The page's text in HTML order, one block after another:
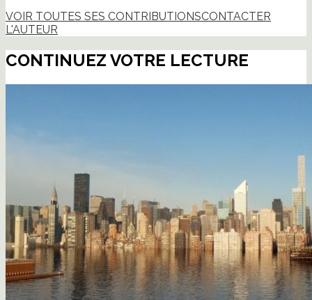
VOIR TOUTES SES CONTRIBUTIONSCONTACTER
L'AUTEUR
CONTINUEZ VOTRE LECTURE